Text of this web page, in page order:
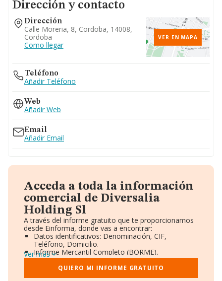
Dirección y contacto
Dirección
Calle Moreria, 8, Cordoba, 14008,
Cordoba
Como llegar
VER EN MAPA
Teléfono
Añadir Teléfono
Web
Añadir Web
Email
Añadir Email
Acceda a toda la información
comercial de Diversalia
Holding Sl
A través del informe gratuito que te proporcionamos
desde Einforma, donde vas a encontrar:
Datos identificativos: Denominación, CIF,
Teléfono, Domicilio.
Informe Mercantil Completo (BORME).
Gráficos de Evolución Ventas y Empleados.
Consejo de Administración y Administradores.
Directivos y Ejecutivos.
Ver más
QUIERO MI INFORME GRATUITO